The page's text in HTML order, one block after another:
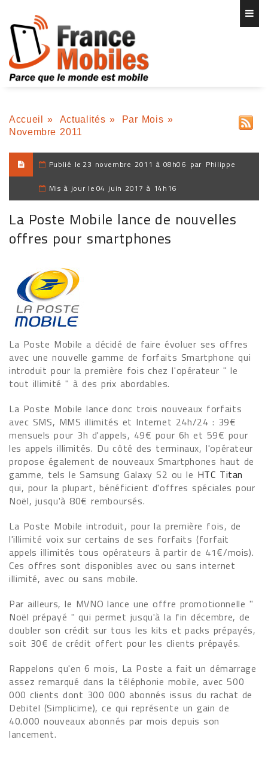
Accueil » Actualités » Par Mois »
Novembre 2011
Publié le 23 novembre 2011 à 08h06 par Philippe
Mis à jour le 04 juin 2017 à 14h16
La Poste Mobile lance de nouvelles
offres pour smartphones
La Poste Mobile a décidé de faire évoluer ses offres
avec une nouvelle gamme de forfaits Smartphone qui
introduit pour la première fois chez l'opérateur " le
tout illimité " à des prix abordables.
La Poste Mobile lance donc trois nouveaux forfaits
avec SMS, MMS illimités et Internet 24h/24 : 39€
mensuels pour 3h d'appels, 49€ pour 6h et 59€ pour
les appels illimités. Du côté des terminaux, l'opérateur
propose également de nouveaux Smartphones haut de
gamme, tels le Samsung Galaxy S2 ou le HTC Titan
qui, pour la plupart, bénéficient d'offres spéciales pour
Noël, jusqu'à 80€ remboursés.
La Poste Mobile introduit, pour la première fois, de
l'illimité voix sur certains de ses forfaits (forfait
appels illimités tous opérateurs à partir de 41€/mois).
Ces offres sont disponibles avec ou sans internet
illimité, avec ou sans mobile.
Par ailleurs, le MVNO lance une offre promotionnelle "
Noël prépayé " qui permet jusqu'à la fin décembre, de
doubler son crédit sur tous les kits et packs prépayés,
soit 30€ de crédit offert pour les clients prépayés.
Rappelons qu'en 6 mois, La Poste a fait un démarrage
assez remarqué dans la téléphonie mobile, avec 500
000 clients dont 300 000 abonnés issus du rachat de
Debitel (Simplicime), ce qui représente un gain de
40.000 nouveaux abonnés par mois depuis son
lancement.